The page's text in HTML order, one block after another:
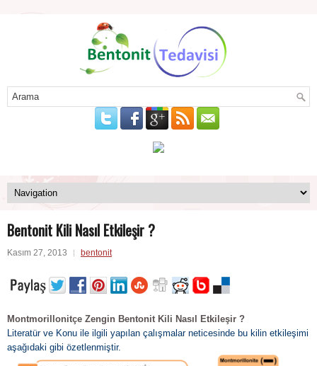
Bentonit Kili Nasıl Etkileşir ?
Kasım 27, 2013 bentonit
Montmorillonitçe Zengin Bentonit Kili Nasıl Etkileşir ?
Literatür ve Konu ile ilgili yapılan çalışmalar neticesinde bu kilin etkileşimi
aşağıdaki gibi özetlenmiştir.